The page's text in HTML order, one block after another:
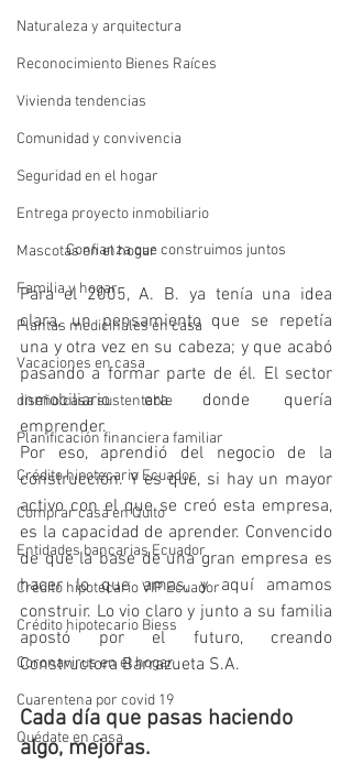
Naturaleza y arquitectura
Reconocimiento Bienes Raíces
Vivienda tendencias
Comunidad y convivencia
Seguridad en el hogar
Entrega proyecto inmobiliario
Mascotas en el hogar
Familia y hogar
Plantas medicinales en casa
Vacaciones en casa
diseño casa sustentable
Planificación financiera familiar
Crédito hipotecario Ecuador
Comprar casa en Quito
Entidades bancarias Ecuador
Crédito hipotecario VIP Ecuador
Crédito hipotecario Biess
Coronavirus en el hogar
Cuarentena por covid 19
Quédate en casa
Confianza que construimos juntos
Para el 2005, A. B. ya tenía una idea
clara, un pensamiento que se repetía
una y otra vez en su cabeza; y que acabó
pasando a formar parte de él. El sector
inmobiliario era donde quería
emprender.
Por eso, aprendió del negocio de la
construcción. Y es que, si hay un mayor
activo con el que se creó esta empresa,
es la capacidad de aprender. Convencido
de que la base de una gran empresa es
hacer lo que amas, y aquí amamos
construir. Lo vio claro y junto a su familia
apostó por el futuro, creando
Constructora Barrazueta S.A.
Cada día que pasas haciendo
algo, mejoras.